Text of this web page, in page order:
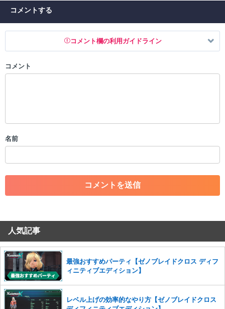
コメントする
コメント欄の利用ガイドライン
以下の書き込みを禁止とし、場合によってはコメント削除や書き込み制
・一度削除された投稿を再び投稿すること
・アカウントの売買など金銭が絡む内容の投稿
・各ゲームのネタバレを含む内容の投稿
・その他、管理者が不適切と判断した投稿
コメントの削除を申請する
せていただきます。ご了承ください。
※一度削除したコメントは復元ができませんのでご注意くだ
さい。
また、過度な利用規約の違反や、弊社に損害の及ぶ内容の書き込みがあ
った場合は、法的措置をとらせていただく場合もございますので、あら
かじめご理解くださいませ。
コメント
名前
人気記事
最強おすすめパーティ【ゼノブレイドクロス ディフ
ィニティブエディション】
レベル上げの効率的なやり方【ゼノブレイドクロス